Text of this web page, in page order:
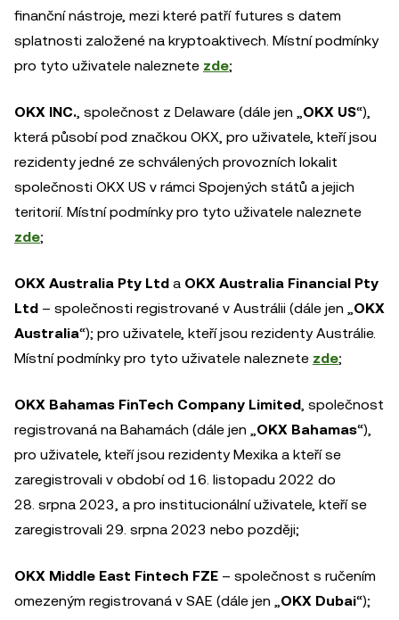
finanční nástroje, mezi které patří futures s datem
splatnosti založené na kryptoaktivech. Místní podmínky
pro tyto uživatele naleznete zde;
OKX INC., společnost z Delaware (dále jen „OKX US“),
která působí pod značkou OKX, pro uživatele, kteří jsou
rezidenty jedné ze schválených provozních lokalit
společnosti OKX US v rámci Spojených států a jejich
teritorií. Místní podmínky pro tyto uživatele naleznete
zde;
OKX Australia Pty Ltd a OKX Australia Financial Pty
Ltd – společnosti registrované v Austrálii (dále jen „OKX
Australia“); pro uživatele, kteří jsou rezidenty Austrálie.
Místní podmínky pro tyto uživatele naleznete zde;
OKX Bahamas FinTech Company Limited, společnost
registrovaná na Bahamách (dále jen „OKX Bahamas“),
pro uživatele, kteří jsou rezidenty Mexika a kteří se
zaregistrovali v období od 16. listopadu 2022 do
28. srpna 2023, a pro institucionální uživatele, kteří se
zaregistrovali 29. srpna 2023 nebo později;
OKX Middle East Fintech FZE – společnost s ručením
omezeným registrovaná v SAE (dále jen „OKX Dubai“);